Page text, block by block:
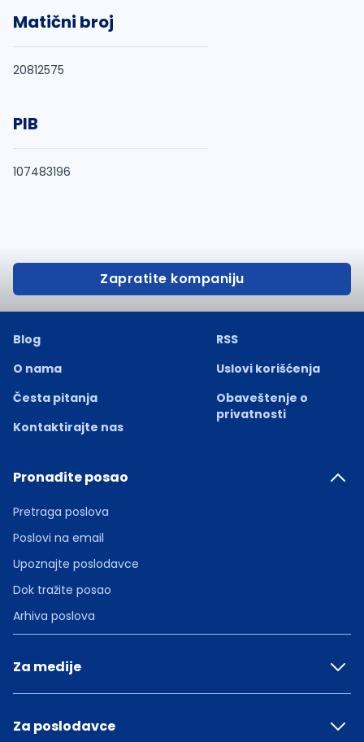
Matični broj
20812575
PIB
107483196
Zapratite kompaniju
Blog
O nama
Česta pitanja
Kontaktirajte nas
RSS
Uslovi korišćenja
Obaveštenje o
privatnosti
Pronađite posao
Pretraga poslova
Poslovi na email
Upoznajte poslodavce
Dok tražite posao
Arhiva poslova
Za medije
Za poslodavce